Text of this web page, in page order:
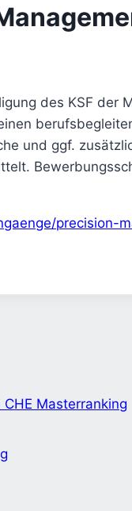
des KSF der
und ggf.
precision-
Masterranking